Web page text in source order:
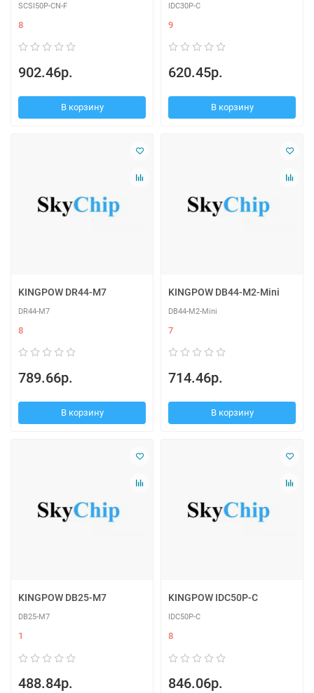
SCSI50P-CN-F
8
902.46р.
В корзину
IDC30P-C
9
620.45р.
В корзину
KINGPOW DR44-M7
DR44-M7
8
789.66р.
В корзину
KINGPOW DB44-M2-Mini
DB44-M2-Mini
7
714.46р.
В корзину
KINGPOW DB25-M7
DB25-M7
1
488.84р.
KINGPOW IDC50P-C
IDC50P-C
8
846.06р.